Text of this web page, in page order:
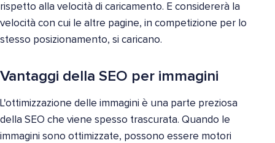
rispetto alla velocità di caricamento. E considererà la
velocità con cui le altre pagine, in competizione per lo
stesso posizionamento, si caricano.
Vantaggi della SEO per immagini
L'ottimizzazione delle immagini è una parte preziosa
della SEO che viene spesso trascurata. Quando le
immagini sono ottimizzate, possono essere motori